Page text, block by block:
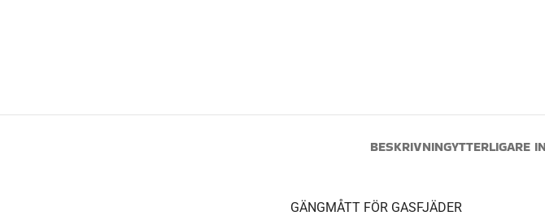
BESKRIVNINGYTTERLIGARE
GÄNGMÅTT FÖR GASFJÄDER